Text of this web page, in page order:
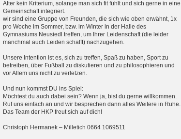
Alter kein Kriterium, solange man sich fit fühlt und sich gerne in eine
Gemeinschaft integriert.
wir sind eine Gruppe von Freunden, die sich wie oben erwähnt, 1x
pro Woche im Sommer, bzw. im Winter in der Halle des
Gymnasiums Neusiedl treffen, um Ihrer Leidenschaft (die leider
manchmal auch Leiden schafft) nachzugehen.
Unsere Intention ist es, sich zu treffen, Spaß zu haben, Sport zu
betreiben, über Fußball zu diskutieren und zu philosophieren und
vor Allem uns nicht zu verletzen.
Und nun kommst DU ins Spiel:
Möchtest du auch dabei sein? Wenn ja, bist du gerne willkommen.
Ruf uns einfach an und wir besprechen dann alles Weitere in Ruhe.
Das Team der HKP freut sich auf dich!
Christoph Hermanek – Milletich 0664 1069511